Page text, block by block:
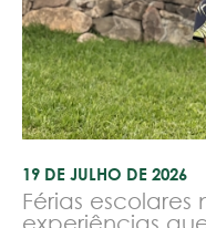
19 DE JULHO DE 2026
Férias escolares
experiências